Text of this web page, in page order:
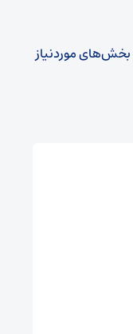
بخش‌های موردنیاز